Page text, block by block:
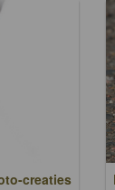
creaties